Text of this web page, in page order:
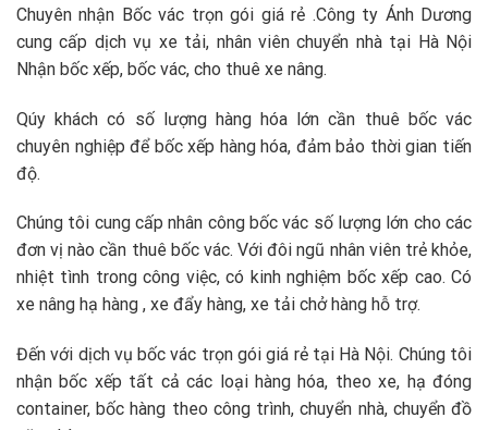
Chuyên nhận Bốc vác trọn gói giá rẻ .Công ty Ánh Dương
cung cấp dịch vụ xe tải, nhân viên chuyển nhà tại Hà Nội
Nhận bốc xếp, bốc vác, cho thuê xe nâng.
Qúy khách có số lượng hàng hóa lớn cần thuê bốc vác
chuyên nghiệp để bốc xếp hàng hóa, đảm bảo thời gian tiến
độ.
Chúng tôi cung cấp nhân công bốc vác số lượng lớn cho các
đơn vị nào cần thuê bốc vác. Với đôi ngũ nhân viên trẻ khỏe,
nhiệt tình trong công việc, có kinh nghiệm bốc xếp cao. Có
xe nâng hạ hàng , xe đẩy hàng, xe tải chở hàng hỗ trợ.
Đến với dịch vụ bốc vác trọn gói giá rẻ tại Hà Nội. Chúng tôi
nhận bốc xếp tất cả các loại hàng hóa, theo xe, hạ đóng
container, bốc hàng theo công trình, chuyển nhà, chuyển đồ